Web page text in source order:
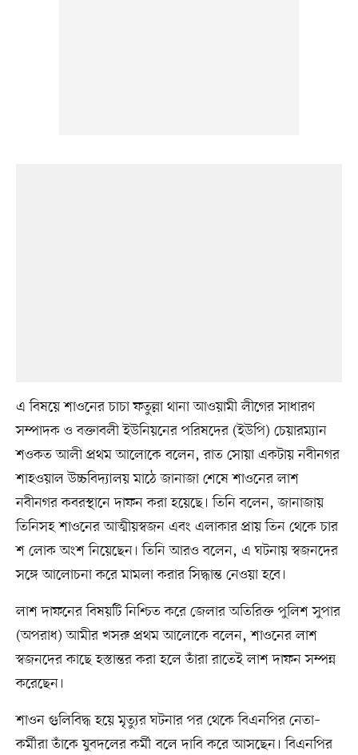
এ বিষয়ে শাওনের চাচা ফতুল্লা থানা আওয়ামী লীগের সাধারণ
সম্পাদক ও বক্তাবলী ইউনিয়নের পরিষদের (ইউপি) চেয়ারম্যান
শওকত আলী প্রথম আলোকে বলেন, রাত সোয়া একটায় নবীনগর
শাহওয়াল উচ্চবিদ্যালয় মাঠে জানাজা শেষে শাওনের লাশ
নবীনগর কবরস্থানে দাফন করা হয়েছে। তিনি বলেন, জানাজায়
তিনিসহ শাওনের আত্মীয়স্বজন এবং এলাকার প্রায় তিন থেকে চার
শ লোক অংশ নিয়েছেন। তিনি আরও বলেন, এ ঘটনায় স্বজনদের
সঙ্গে আলোচনা করে মামলা করার সিদ্ধান্ত নেওয়া হবে।
লাশ দাফনের বিষয়টি নিশ্চিত করে জেলার অতিরিক্ত পুলিশ সুপার
(অপরাধ) আমীর খসরু প্রথম আলোকে বলেন, শাওনের লাশ
স্বজনদের কাছে হস্তান্তর করা হলে তাঁরা রাতেই লাশ দাফন সম্পন্ন
করেছেন।
শাওন গুলিবিদ্ধ হয়ে মৃত্যুর ঘটনার পর থেকে বিএনপির নেতা–
কর্মীরা তাঁকে যুবদলের কর্মী বলে দাবি করে আসছেন। বিএনপির